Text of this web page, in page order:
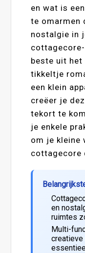
en wat is
te omarmen
nostalgie in
beste uit het
tikkeltje
een klein
creëer je
tekort te
je enkele
om je kleine
cottagecore
en
ruimtes
Multi-